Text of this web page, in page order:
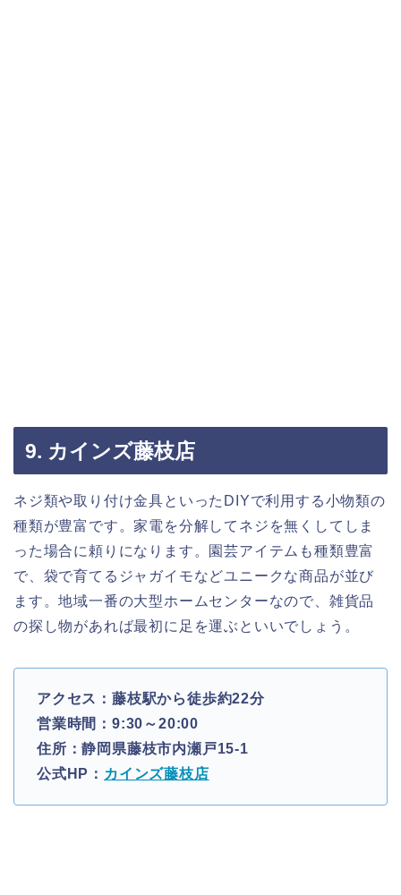
9. カインズ藤枝店
ネジ類や取り付け金具といったDIYで利用する小物類の
種類が豊富です。家電を分解してネジを無くしてしま
った場合に頼りになります。園芸アイテムも種類豊富
で、袋で育てるジャガイモなどユニークな商品が並び
ます。地域一番の大型ホームセンターなので、雑貨品
の探し物があれば最初に足を運ぶといいでしょう。
アクセス：藤枝駅から徒歩約22分
営業時間：9:30～20:00
住所：静岡県藤枝市内瀬戸15-1
公式HP： カインズ藤枝店